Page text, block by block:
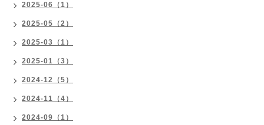
2025-06（1）
2025-05（2）
2025-03（1）
2025-01（3）
2024-12（5）
2024-11（4）
2024-09（1）